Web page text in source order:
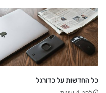
כל החדשות על כדורגל